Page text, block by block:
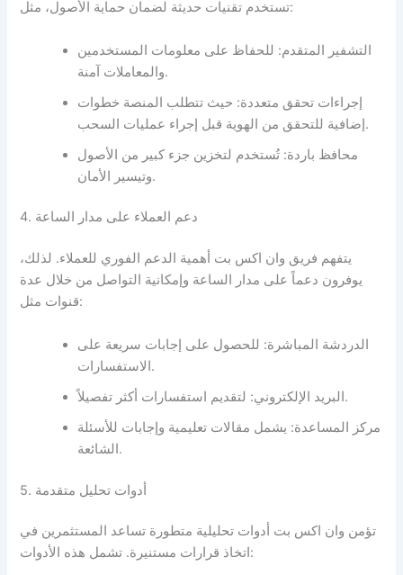
تستخدم تقنيات حديثة لضمان حماية الأصول، مثل:
التشفير المتقدم: للحفاظ على معلومات المستخدمين
والمعاملات آمنة.
إجراءات تحقق متعددة: حيث تتطلب المنصة خطوات
إضافية للتحقق من الهوية قبل إجراء عمليات السحب.
محافظ باردة: تُستخدم لتخزين جزء كبير من الأصول
وتيسير الأمان.
4. دعم العملاء على مدار الساعة
يتفهم فريق وان اكس بت أهمية الدعم الفوري للعملاء. لذلك،
يوفرون دعماً على مدار الساعة وإمكانية التواصل من خلال عدة
قنوات مثل:
الدردشة المباشرة: للحصول على إجابات سريعة على
الاستفسارات.
البريد الإلكتروني: لتقديم استفسارات أكثر تفصيلاً.
مركز المساعدة: يشمل مقالات تعليمية وإجابات للأسئلة
الشائعة.
5. أدوات تحليل متقدمة
تؤمن وان اكس بت أدوات تحليلية متطورة تساعد المستثمرين في
اتخاذ قرارات مستنيرة. تشمل هذه الأدوات: